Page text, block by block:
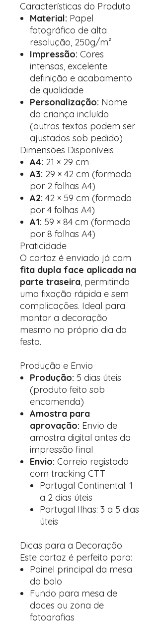
Características do Produto
Material: Papel
fotográfico de alta
resolução, 250g/m²
Impressão: Cores
intensas, excelente
definição e acabamento
de qualidade
Personalização: Nome
da criança incluído
(outros textos podem ser
ajustados sob pedido)
Dimensões Disponíveis
A4: 21 × 29 cm
A3: 29 × 42 cm (formado
por 2 folhas A4)
A2: 42 × 59 cm (formado
por 4 folhas A4)
A1: 59 × 84 cm (formado
por 8 folhas A4)
Praticidade
O cartaz é enviado já com
fita dupla face aplicada na
parte traseira, permitindo
uma fixação rápida e sem
complicações. Ideal para
montar a decoração
mesmo no próprio dia da
festa.
Produção e Envio
Produção: 5 dias úteis
(produto feito sob
encomenda)
Amostra para
aprovação: Envio de
amostra digital antes da
impressão final
Envio: Correio registado
com tracking CTT
Portugal Continental: 1
a 2 dias úteis
Portugal Ilhas: 3 a 5 dias
úteis
Dicas para a Decoração
Este cartaz é perfeito para:
Painel principal da mesa
do bolo
Fundo para mesa de
doces ou zona de
fotografias